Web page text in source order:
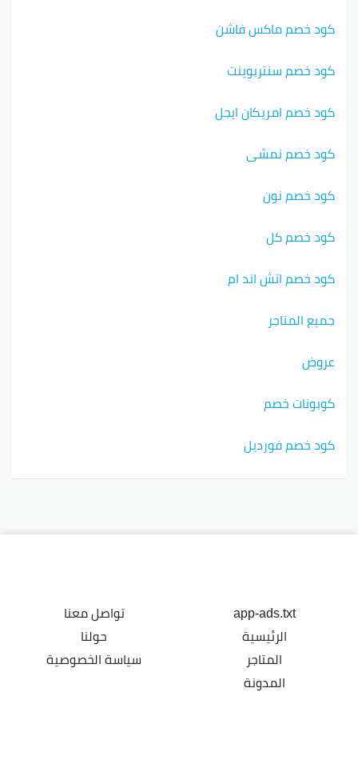
كود خصم ماكس فاشن
كود خصم سنتربوينت
كود خصم امريكان ايجل
كود خصم نمشي
كود خصم نون
كود خصم كل
كود خصم اتش اند ام
جميع المتاجر
عروض
كوبونات خصم
كود خصم فورديل
app-ads.txt
الرئيسية
المتاجر
المدونة
تواصل معنا
حولنا
سياسة الخصوصية